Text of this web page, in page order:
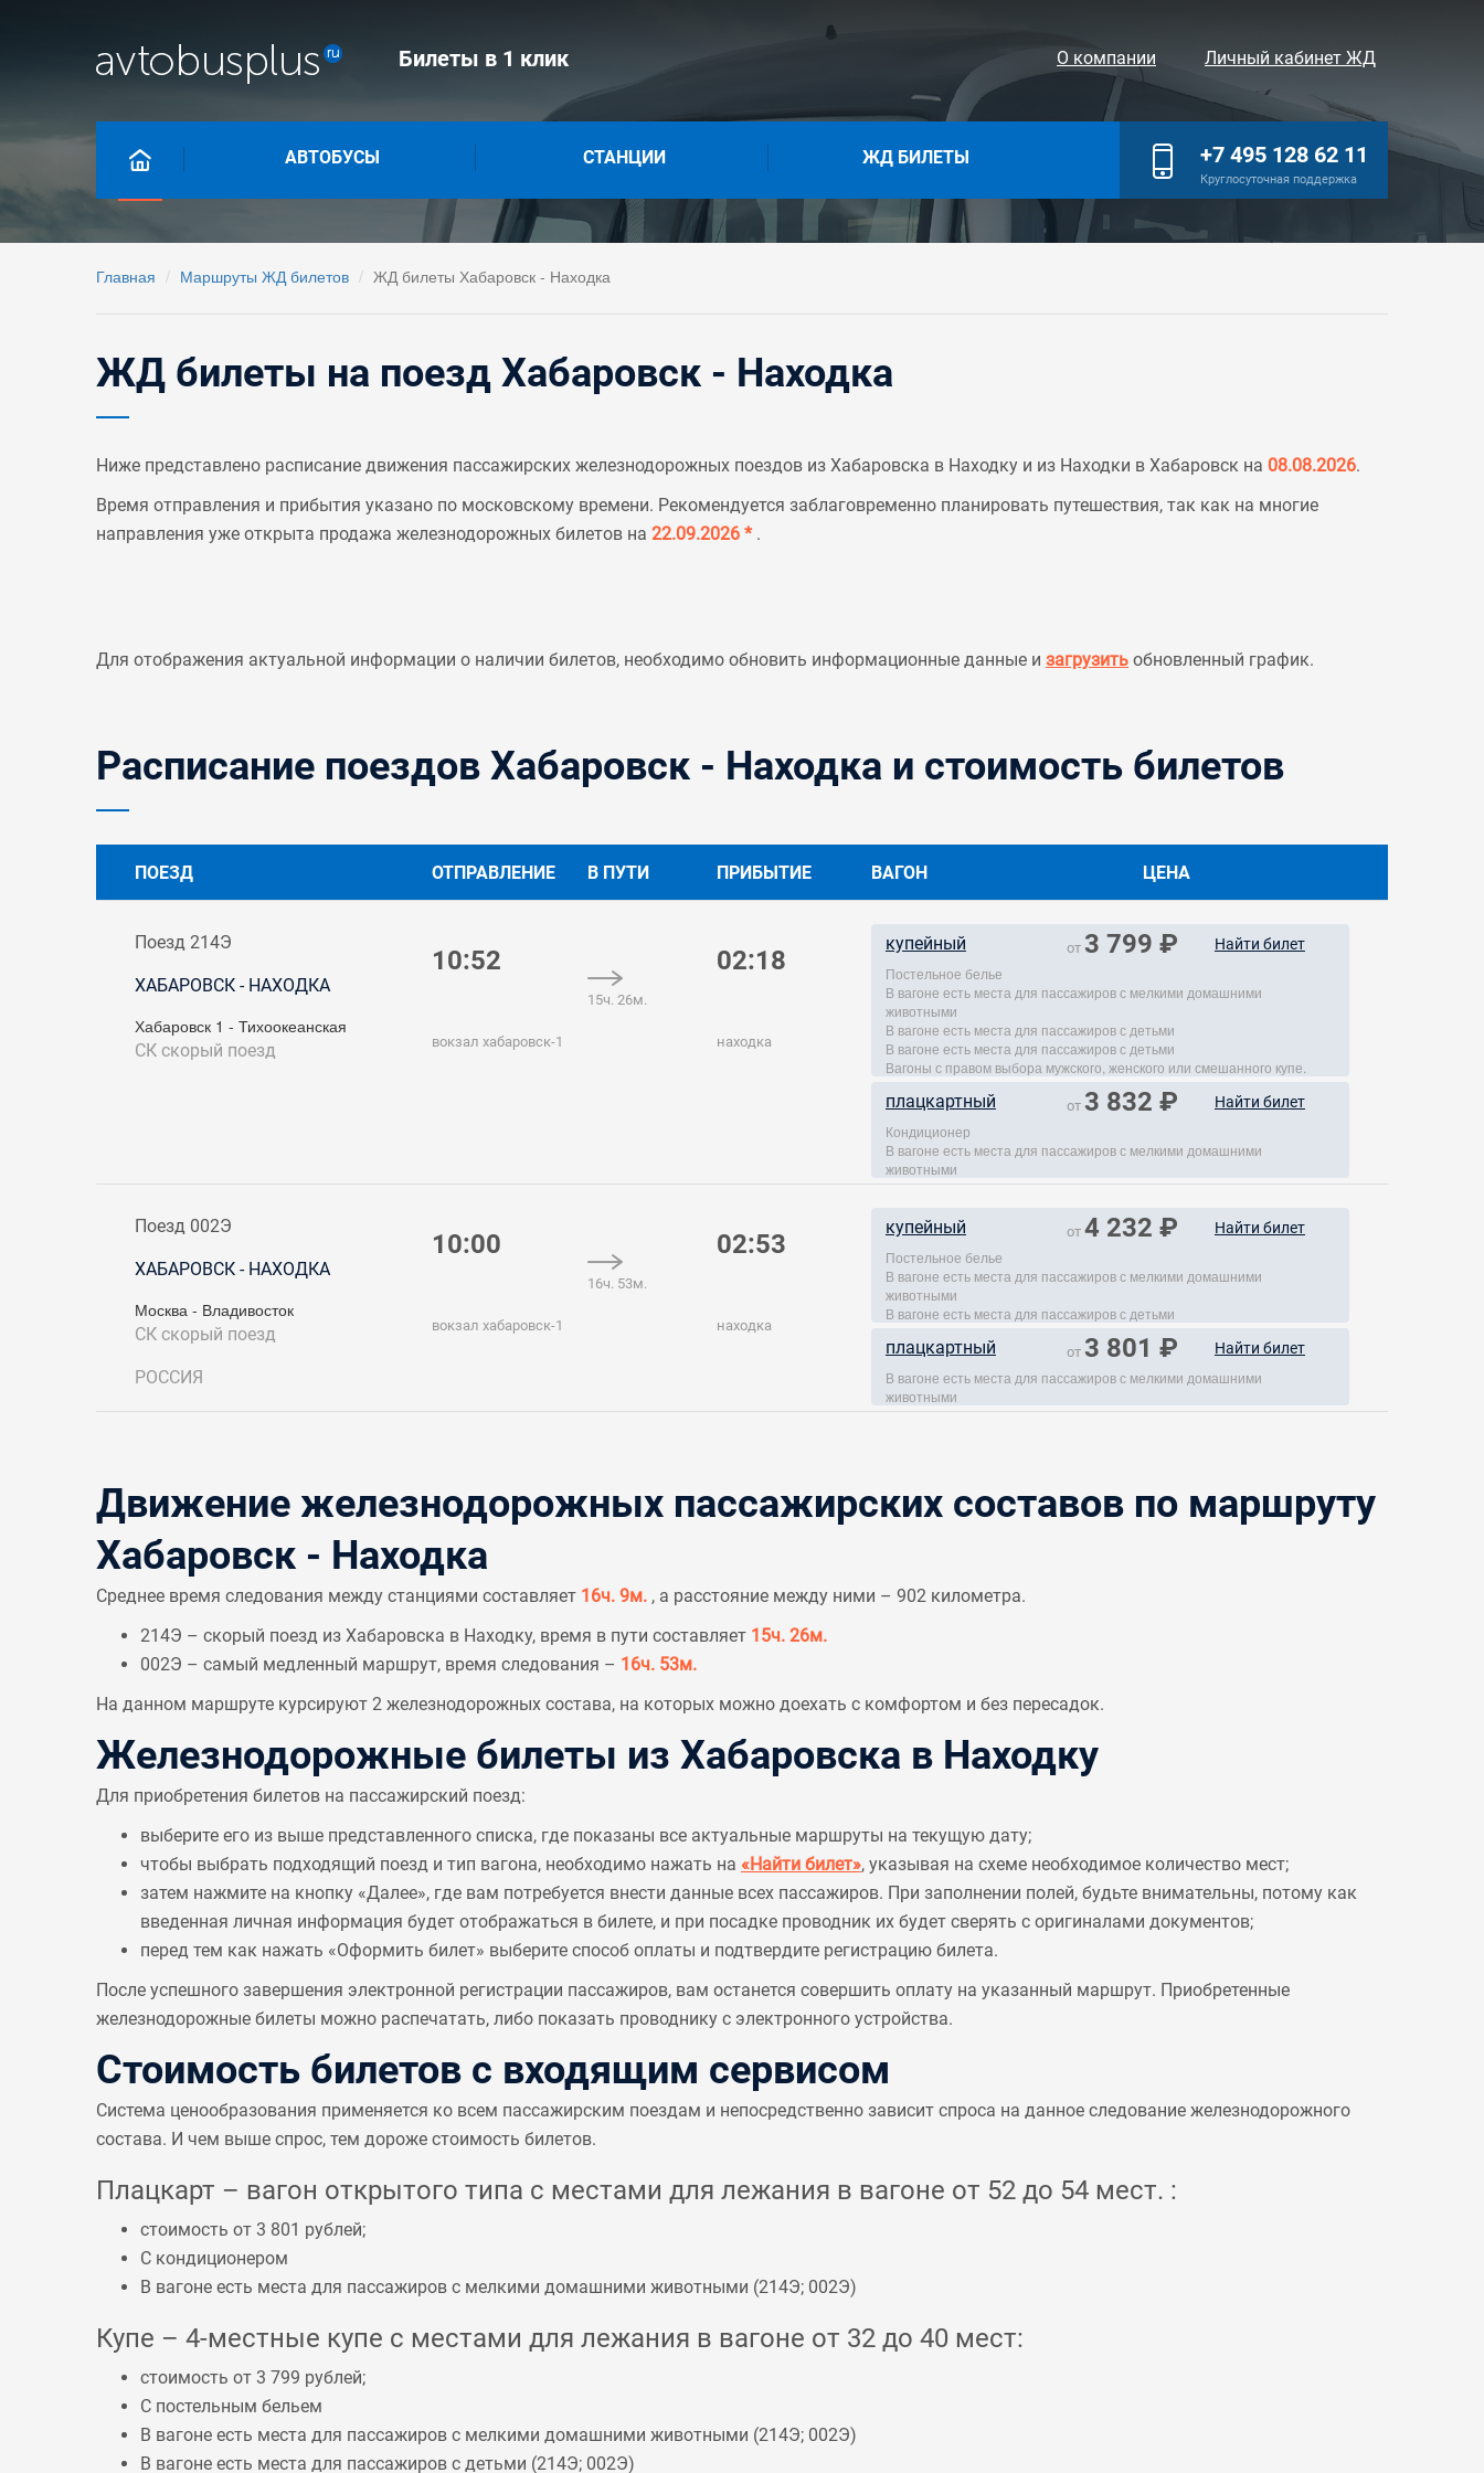
Билеты в 1 клик О компании Личный кабинет ЖД
АВТОБУСЫ СТАНЦИИ ЖД БИЛЕТЫ +7 495 128 62 11
Круглосуточная поддержка
Главная Маршруты ЖД билетов ЖД билеты Хабаровск - Находка
ЖД билеты на поезд Хабаровск - Находка
Ниже представлено расписание движения пассажирских железнодорожных поездов из Хабаровска в Находку и из Находки в Хабаровск на 08.08.2026.
Время отправления и прибытия указано по московскому времени. Рекомендуется заблаговременно планировать путешествия, так как на многие
направления уже открыта продажа железнодорожных билетов на 22.09.2026 * .
Для отображения актуальной информации о наличии билетов, необходимо обновить информационные данные и загрузить обновленный график.
Расписание поездов Хабаровск - Находка и стоимость билетов
ПОЕЗД ОТПРАВЛЕНИЕ В ПУТИ ПРИБЫТИЕ ВАГОН ЦЕНА
Поезд 214Э
ХАБАРОВСК - НАХОДКА
Хабаровск 1 - Тихоокеанская
СКскорый поезд
10:52
вокзал хабаровск-1
15ч. 26м.
02:18
находка
купейный от3 799 ₽ Найти билет
Постельное белье
В вагоне есть места для пассажиров с мелкими домашними
животными
В вагоне есть места для пассажиров с детьми
В вагоне есть места для пассажиров с детьми
Вагоны с правом выбора мужского, женского или смешанного купе.
плацкартный от3 832 ₽ Найти билет
Кондиционер
В вагоне есть места для пассажиров с мелкими домашними
животными
Поезд 002Э
ХАБАРОВСК - НАХОДКА
Москва - Владивосток
СКскорый поезд
РОССИЯ
10:00
вокзал хабаровск-1
16ч. 53м.
02:53
находка
купейный от4 232 ₽ Найти билет
Постельное белье
В вагоне есть места для пассажиров с мелкими домашними
животными
В вагоне есть места для пассажиров с детьми
плацкартный от3 801 ₽ Найти билет
В вагоне есть места для пассажиров с мелкими домашними
животными
Движение железнодорожных пассажирских составов по маршруту
Хабаровск - Находка
Среднее время следования между станциями составляет 16ч. 9м. , а расстояние между ними – 902 километра.
214Э – скорый поезд из Хабаровска в Находку, время в пути составляет 15ч. 26м.
002Э – самый медленный маршрут, время следования – 16ч. 53м.
На данном маршруте курсируют 2 железнодорожных состава, на которых можно доехать с комфортом и без пересадок.
Железнодорожные билеты из Хабаровска в Находку
Для приобретения билетов на пассажирский поезд:
выберите его из выше представленного списка, где показаны все актуальные маршруты на текущую дату;
чтобы выбрать подходящий поезд и тип вагона, необходимо нажать на «Найти билет», указывая на схеме необходимое количество мест;
затем нажмите на кнопку «Далее», где вам потребуется внести данные всех пассажиров. При заполнении полей, будьте внимательны, потому как
введенная личная информация будет отображаться в билете, и при посадке проводник их будет сверять с оригиналами документов;
перед тем как нажать «Оформить билет» выберите способ оплаты и подтвердите регистрацию билета.
После успешного завершения электронной регистрации пассажиров, вам останется совершить оплату на указанный маршрут. Приобретенные
железнодорожные билеты можно распечатать, либо показать проводнику с электронного устройства.
Стоимость билетов с входящим сервисом
Система ценообразования применяется ко всем пассажирским поездам и непосредственно зависит спроса на данное следование железнодорожного
состава. И чем выше спрос, тем дороже стоимость билетов.
Плацкарт – вагон открытого типа с местами для лежания в вагоне от 52 до 54 мест. :
стоимость от 3 801 рублей;
С кондиционером
В вагоне есть места для пассажиров с мелкими домашними животными (214Э; 002Э)
Купе – 4-местные купе с местами для лежания в вагоне от 32 до 40 мест:
стоимость от 3 799 рублей;
С постельным бельем
В вагоне есть места для пассажиров с мелкими домашними животными (214Э; 002Э)
В вагоне есть места для пассажиров с детьми (214Э; 002Э)